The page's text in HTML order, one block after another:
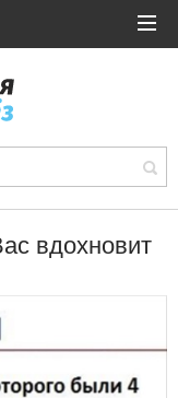
вдохновит